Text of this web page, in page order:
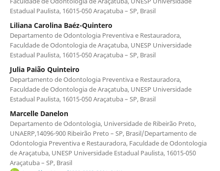
Estadual Paulista, 16015-050 Araçatuba – SP, Brasil
Liliana Carolina Baéz-Quintero
Departamento de Odontologia Preventiva e Restauradora,
Faculdade de Odontologia de Araçatuba, UNESP Universidade
Estadual Paulista, 16015-050 Araçatuba – SP, Brasil
Julia Paião Quinteiro
Departamento de Odontologia Preventiva e Restauradora,
Faculdade de Odontologia de Araçatuba, UNESP Universidade
Estadual Paulista, 16015-050 Araçatuba – SP, Brasil
Marcelle Danelon
Departamento de Odontologia, Universidade de Ribeirão Preto,
UNAERP,14096-900 Ribeirão Preto – SP, Brasil/Departamento de
Odontologia Preventiva e Restauradora, Faculdade de Odontologia
de Araçatuba, UNESP Universidade Estadual Paulista, 16015-050
Araçatuba – SP, Brasil